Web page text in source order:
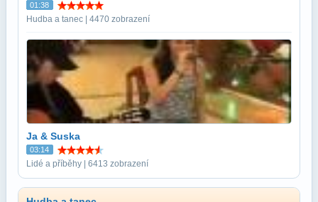
01:38
Hudba a tanec | 4470 zobrazení
Ja & Suska
03:14
Lidé a příběhy | 6413 zobrazení